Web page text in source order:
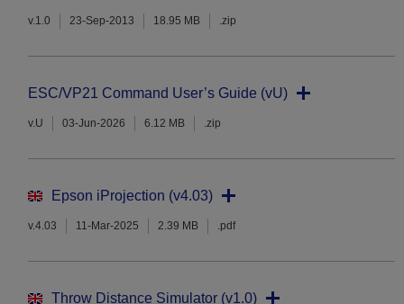
v.1.0 23-Sep-2013 18.95 MB .zip
ESC/VP21 Command User’s Guide (vU)
v.U 03-Jun-2026 6.12 MB .zip
Epson iProjection (v4.03)
v.4.03 11-Mar-2025 2.39 MB .pdf
Throw Distance Simulator (v1.0)